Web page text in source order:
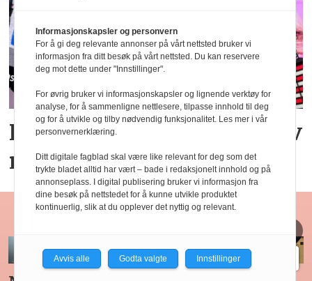
Rekordsterk julieksport av
norsk sjømat
Restaurant
Informasjonskapsler og personvern
For å gi deg relevante annonser på vårt nettsted bruker vi
informasjon fra ditt besøk på vårt nettsted. Du kan reservere
deg mot dette under "Innstillinger".
For øvrig bruker vi informasjonskapsler og lignende verktøy for
analyse, for å sammenligne nettlesere, tilpasse innhold til deg
og for å utvikle og tilby nødvendig funksjonalitet. Les mer i vår
personvernerklæring.
Ditt digitale fagblad skal være like relevant for deg som det
trykte bladet alltid har vært – bade i redaksjonelt innhold og på
annonseplass. I digital publisering bruker vi informasjon fra
dine besøk på nettstedet for å kunne utvikle produktet
kontinuerlig, slik at du opplever det nyttig og relevant.
Avvis alle Godta valgte Innstillinger